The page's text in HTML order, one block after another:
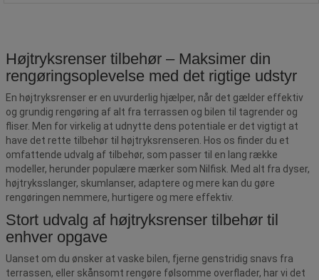
Højtryksrenser tilbehør – Maksimer din
rengøringsoplevelse med det rigtige udstyr
En højtryksrenser er en uvurderlig hjælper, når det gælder effektiv
og grundig rengøring af alt fra terrassen og bilen til tagrender og
fliser. Men for virkelig at udnytte dens potentiale er det vigtigt at
have det rette tilbehør til højtryksrenseren. Hos os finder du et
omfattende udvalg af tilbehør, som passer til en lang række
modeller, herunder populære mærker som Nilfisk. Med alt fra dyser,
højtryksslanger, skumlanser, adaptere og mere kan du gøre
rengøringen nemmere, hurtigere og mere effektiv.
Stort udvalg af højtryksrenser tilbehør til
enhver opgave
Uanset om du ønsker at vaske bilen, fjerne genstridig snavs fra
terrassen, eller skånsomt rengøre følsomme overflader, har vi det